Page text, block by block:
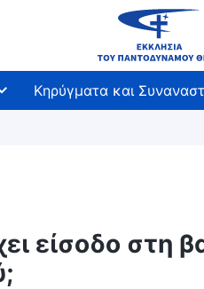
Κηρύγματα και
είσοδο στη